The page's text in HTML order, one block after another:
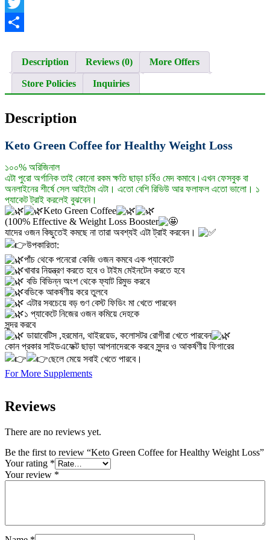
Facebook
Twitter
Description
Reviews (0) More Offers
Store Policies Inquiries
Description
Keto Green Coffee for Healthy Weight Loss
১০০% অরিজিনাল
এটা পুরো অর্গানিক তাই কোনো রকম ক্ষতি ছাড়া চর্বিও মেদ কমাবে।এখন ফেসবুক বা
অনলাইনের শীর্ষে সেল আইটেম এটা। এতো বেশি রিভিউ আর ফলাফল এতো ভালো। ১
প্যাকেট ট্রাই করলেই বুঝবেন।
Keto Green Coffee
(100% Effective & Weight Loss Booster
যাদের ওজন কিছুতেই কমছে না তারা অবশ্যই এটা ট্রাই করবেন।
উপকারিতা:
পাঁচ থেকে পনেরো কেজি ওজন কমবে এক প্যাকেটে
খাবার নিয়ন্ত্রণ করতে হবে ও টাইম মেইনটেন করতে হবে
বডি বিভিন্ন অংশ থেকে ফ্যাট রিমুভ করবে
বডিকে আকর্ষণীয় করে তুলবে
এটার সবচেয়ে বড় গুণ বেস্ট ফিডিং মা খেতে পারবেন
১ প্যাকেটে নিজের ওজন কমিয়ে দেহকে
সুন্দর করবে
ডায়াবেটিস ,হরমোন, থাইরয়েড, কলোসটর রোগীরা খেতে পারবেন
কোন প্রকার সাইডএফেক্ট ছাড়া আপনাদেরকে করবে সুন্দর ও আকর্ষণীয় ফিগারের
ছেলে মেয়ে সবাই খেতে পারবে।
For More Supplements
Reviews
There are no reviews yet.
Be the first to review “Keto Green Coffee for Healthy Weight Loss”
Your rating *
Your review *